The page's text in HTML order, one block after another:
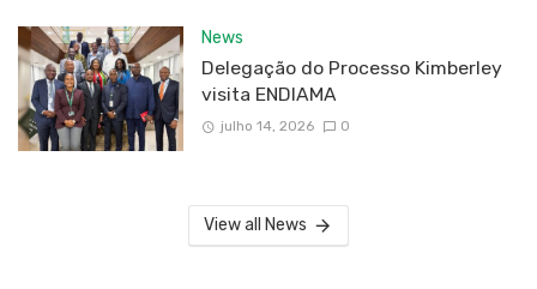
News
Delegação do Processo Kimberley
visita ENDIAMA
julho 14, 2026 0
View all News